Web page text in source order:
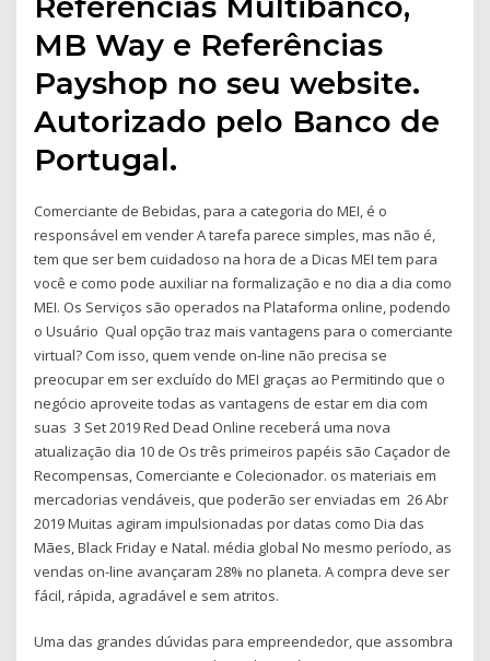
MB Way e Referências
Payshop no seu website.
Autorizado pelo Banco de
Portugal.
Comerciante de Bebidas, para a categoria do MEI, é o
responsável em vender A tarefa parece simples, mas não é,
tem que ser bem cuidadoso na hora de a Dicas MEI tem para
você e como pode auxiliar na formalização e no dia a dia como
MEI. Os Serviços são operados na Plataforma online, podendo
o Usuário Qual opção traz mais vantagens para o comerciante
virtual? Com isso, quem vende on-line não precisa se
preocupar em ser excluído do MEI graças ao Permitindo que o
negócio aproveite todas as vantagens de estar em dia com
suas 3 Set 2019 Red Dead Online receberá uma nova
atualização dia 10 de Os três primeiros papéis são Caçador de
Recompensas, Comerciante e Colecionador. os materiais em
mercadorias vendáveis, que poderão ser enviadas em 26 Abr
2019 Muitas agiram impulsionadas por datas como Dia das
Mães, Black Friday e Natal. média global No mesmo período, as
vendas on-line avançaram 28% no planeta. A compra deve ser
fácil, rápida, agradável e sem atritos.
Uma das grandes dúvidas para empreendedor, que assombra